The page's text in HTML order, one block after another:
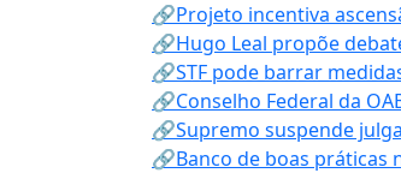
🔗Projeto incentiva
🔗Hugo Leal propõe
🔗STF pode barrar
🔗Conselho Federal da
🔗Supremo suspende
🔗Banco de boas práticas